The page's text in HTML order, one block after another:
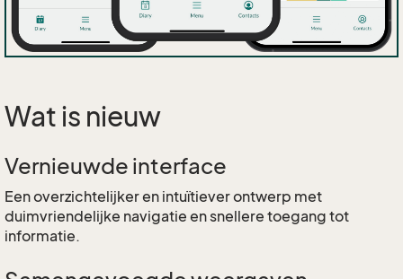
Wat is nieuw
Vernieuwde interface
Een overzichtelijker en intuïtiever ontwerp met
duimvriendelijke navigatie en snellere toegang tot
informatie.